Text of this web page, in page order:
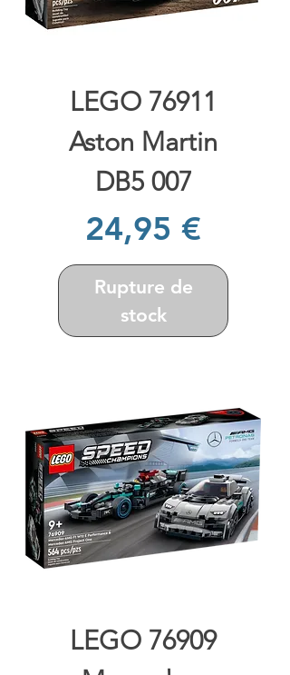
LEGO 76911
Aston Martin
DB5 007
Prix
24,95 €
Rupture de
stock
LEGO 76909